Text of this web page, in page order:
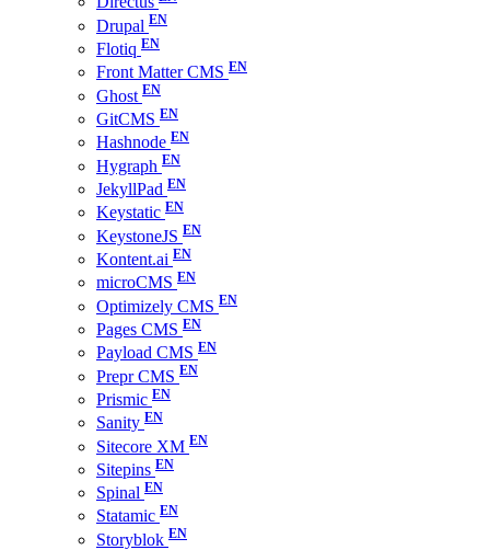
Drupal
Flotiq
Front Matter CMS
Ghost
GitCMS
Hashnode
Hygraph
JekyllPad
Keystatic
KeystoneJS
Kontent.ai
microCMS
Optimizely CMS
Pages CMS
Payload CMS
Prepr CMS
Prismic
Sanity
Sitecore XM
Sitepins
Spinal
Statamic
Storyblok